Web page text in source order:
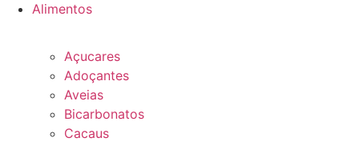
Alimentos
Açucares
Adoçantes
Aveias
Bicarbonatos
Cacaus